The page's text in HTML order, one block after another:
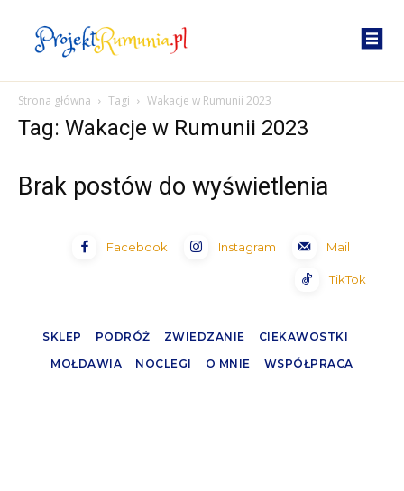
Strona główna Tagi Wakacje w Rumunii 2023
Tag: Wakacje w Rumunii 2023
Brak postów do wyświetlenia
Facebook Instagram Mail
TikTok
SKLEP PODRÓŻ ZWIEDZANIE
CIEKAWOSTKI
MOŁDAWIA
NOCLEGI O MNIE WSPÓŁPRACA